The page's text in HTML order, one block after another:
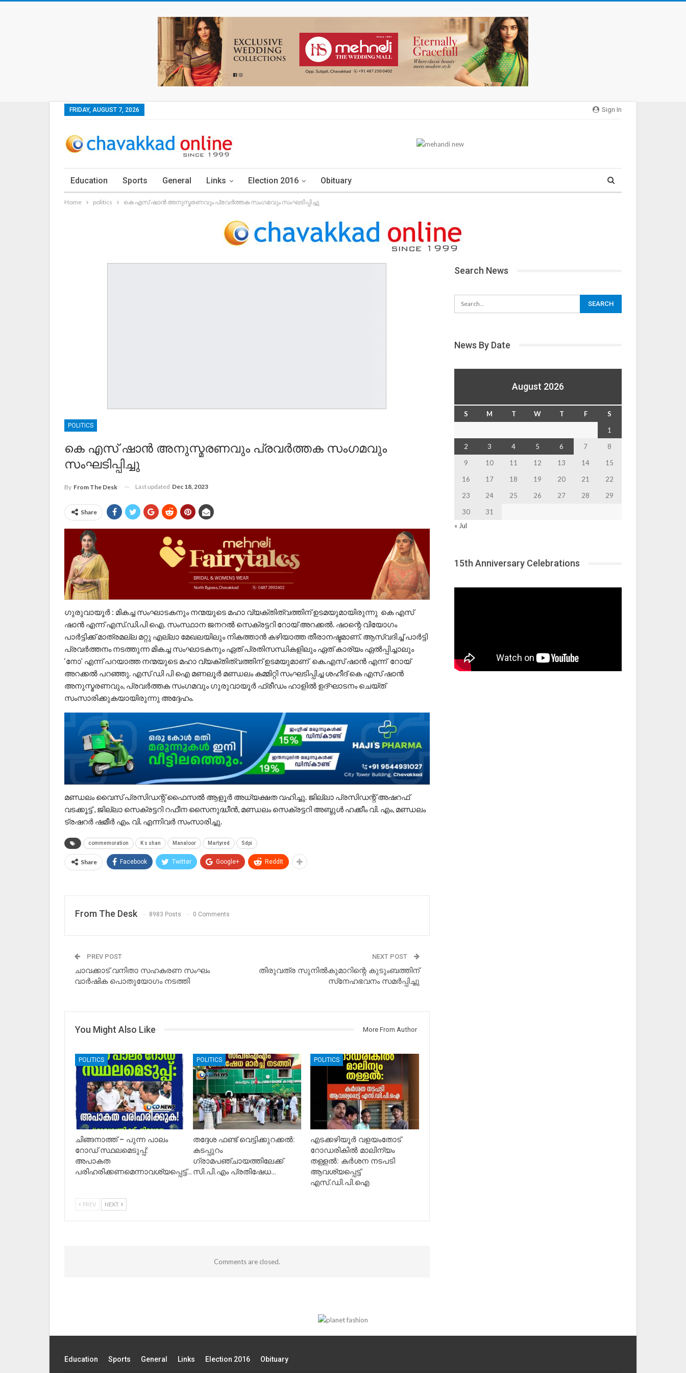
Sign In
FRIDAY, AUGUST 7, 2026
Education Sports General Links Election 2016 Obituary
Home politics കെ എസ് ഷാൻ അനുസ്മരണവും പ്രവർത്തക സംഗമവും സംഘടിപ്പിച്ചു
POLITICS
കെ എസ് ഷാൻ അനുസ്മരണവും പ്രവർത്തക സംഗമവും
സംഘടിപ്പിച്ചു
By From The Desk Last updated Dec 18, 2023
Share
ഗുരുവായൂർ : മികച്ച സംഘാടകനും നന്മയുടെ മഹാ വ്യക്തിത്വത്തിന് ഉടമയുമായിരുന്നു കെ എസ്
ഷാൻ എന്ന് എസ്.ഡി.പി ഐ. സംസ്ഥാന ജനറൽ സെക്രട്ടറി റോയ് അറക്കൽ. ഷാന്റെ വിയോഗം
പാർട്ടിക്ക് മാത്രമല്ല മറ്റു എല്ലാ മേഖലയിലും നികത്താൻ കഴിയാത്ത തീരാനഷ്ടമാണ്. ആസ്വദിച്ച് പാർട്ടി
പ്രവർത്തനം നടത്തുന്ന മികച്ച സംഘാടകനും ഏത് പ്രതിസന്ധികളിലും ഏത് കാര്യം ഏൽപ്പിച്ചാലും
‘നോ’ എന്ന് പറയാത്ത നന്മയുടെ മഹാ വ്യക്തിത്വത്തിന് ഉടമയുമാണ് കെ.എസ് ഷാൻ എന്ന് റോയ്
അറക്കൽ പറഞ്ഞു. എസ് ഡി പി ഐ മണലൂർ മണ്ഡലം കമ്മിറ്റി സംഘടിപ്പിച്ച ശഹീദ് കെ എസ് ഷാൻ
അനുസ്മരണവും, പ്രവർത്തക സംഗമവും ഗുരുവായൂർ ഫ്രീഡം ഹാളിൽ ഉദ്ഘാടനം ചെയ്ത്
സംസാരിക്കുകയായിരുന്നു അദ്ദേഹം.
മണ്ഡലം വൈസ് പ്രസിഡന്റ് ഫൈസൽ ആളൂർ അധ്യക്ഷത വഹിച്ചു. ജില്ലാ പ്രസിഡന്റ് അഷറഫ്
വടക്കൂട്ട് , ജില്ലാ സെക്രട്ടറി റഫീന സൈനുദ്ധീൻ, മണ്ഡലം സെക്രട്ടറി അബ്ദുൾ ഹക്കീം വി. എം, മണ്ഡലം
ട്രഷറർ ഷമീർ എം. വി. എന്നിവർ സംസാരിച്ചു.
commemoration K s shan Manaloor Martyred Sdpi
Share Facebook Twitter Google+ ReddIt
From The Desk 8983 Posts 0 Comments
PREV POST
ചാവക്കാട് വനിതാ സഹകരണ സംഘം
വാർഷിക പൊതുയോഗം നടത്തി
NEXT POST
തിരുവത്ര സുനില്‍കുമാറിന്റെ കുടുംബത്തിന്
സ്‌നേഹഭവനം സമര്‍പ്പിച്ചു
You Might Also Like More From Author
POLITICS
ചിങ്ങനാത്ത് – പുന്ന പാലം
റോഡ് സ്ഥലമെടുപ്പ്:
അപാകത
പരിഹരിക്കണമെന്നാവശ്യപ്പെട്ട്…
POLITICS
തദ്ദേശ ഫണ്ട് വെട്ടിക്കുറക്കൽ:
കടപ്പുറം
ഗ്രാമപഞ്ചായത്തിലേക്ക്
സി.പി.എം പ്രതിഷേധ…
POLITICS
എടക്കഴിയൂർ വളയംതോട്
റോഡരികിൽ മാലിന്യം
തള്ളൽ: കർശന നടപടി
ആവശ്യപ്പെട്ട്
എസ്.ഡി.പി.ഐ
PREV NEXT
Comments are closed.
Search News
News By Date
August 2026
S M T W T F
S
1
2
3 4 5 6 7
8
9
10 11 12 13 14
15
16
17 18 19 20 21
22
23
24 25 26 27 28
29
30
31
« Jul
15th Anniversary Celebrations
Education Sports General Links Election 2016 Obituary